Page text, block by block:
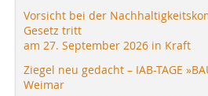
Vorsicht bei der
Gesetz tritt
am 27. September 2026 in Kraft
Ziegel neu gedacht – IAB-TAGE
Weimar